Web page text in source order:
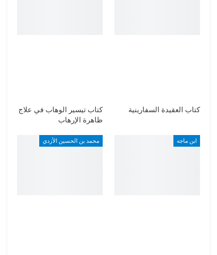
كتاب العقيدة السفارينية
كتاب تيسير الوهاب في علاج
ظاهرة الإرهاب
ابن ماجه محمد بن الحسين الأزدي